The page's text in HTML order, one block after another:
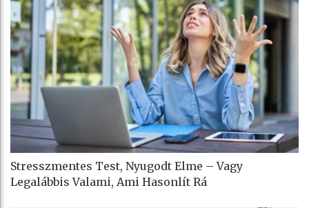
Stresszmentes Test, Nyugodt Elme – Vagy
Legalábbis Valami, Ami Hasonlít Rá